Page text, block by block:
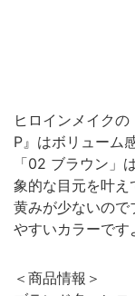
ヒロインメイク
P』はボリューム
「02 ブラウン」
象的な目元を叶え
黄みが少ないので
やすいカラーです
＜商品情報＞